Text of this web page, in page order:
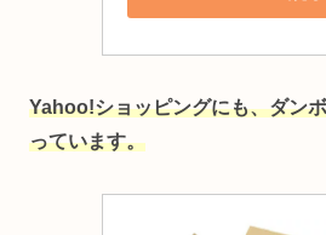
Yahoo!ショッピングにも、ダン
っています。